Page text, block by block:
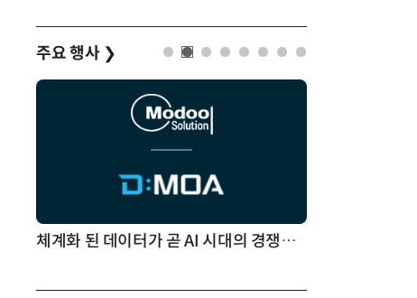
주요 행사 ❯
체계화 된 데이터가 곧 AI 시대의 경쟁력이다